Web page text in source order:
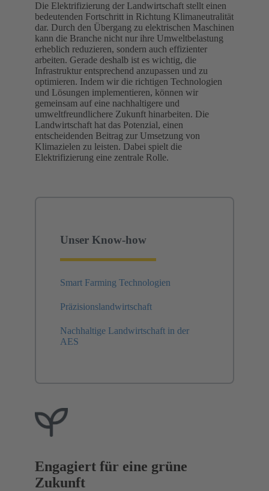
Die Elektrifizierung der Landwirtschaft stellt einen
bedeutenden Fortschritt in Richtung Klimaneutralität
dar. Durch den Übergang zu elektrischen Maschinen
kann die Branche nicht nur ihre Umweltbelastung
erheblich reduzieren, sondern auch effizienter
arbeiten. Gerade deshalb ist es wichtig, die
Infrastruktur entsprechend anzupassen und zu
optimieren. Indem wir die richtigen Technologien
und Lösungen implementieren, können wir
gemeinsam auf eine nachhaltigere und
umweltfreundlichere Zukunft hinarbeiten. Die
Landwirtschaft hat das Potenzial, einen
entscheidenden Beitrag zur Umsetzung von
Klimazielen zu leisten. Dabei spielt die
Elektrifizierung eine zentrale Rolle.
Unser Know-how
Smart Farming Technologien
Präzisionslandwirtschaft
Nachhaltige Landwirtschaft in der
AES
Engagiert für eine grüne
Zukunft